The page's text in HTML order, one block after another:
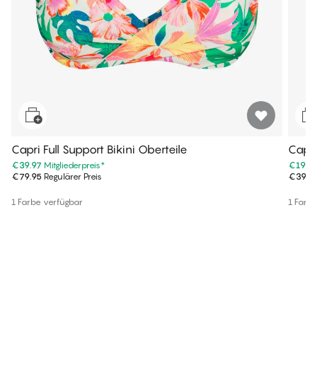
Capri Full Support Bikini Oberteile
€39.97 Mitgliederpreis*
€79.95 Regulärer Preis
1 Farbe verfügbar
€19.97
1